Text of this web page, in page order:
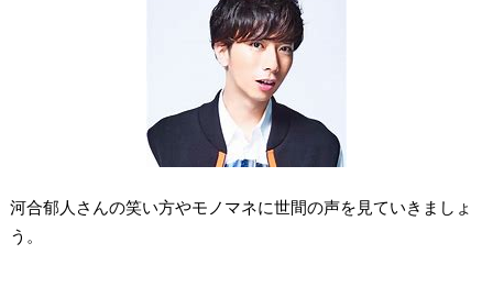
河合郁人さんの笑い方やモノマネに世間の声を見ていきましょ
う。